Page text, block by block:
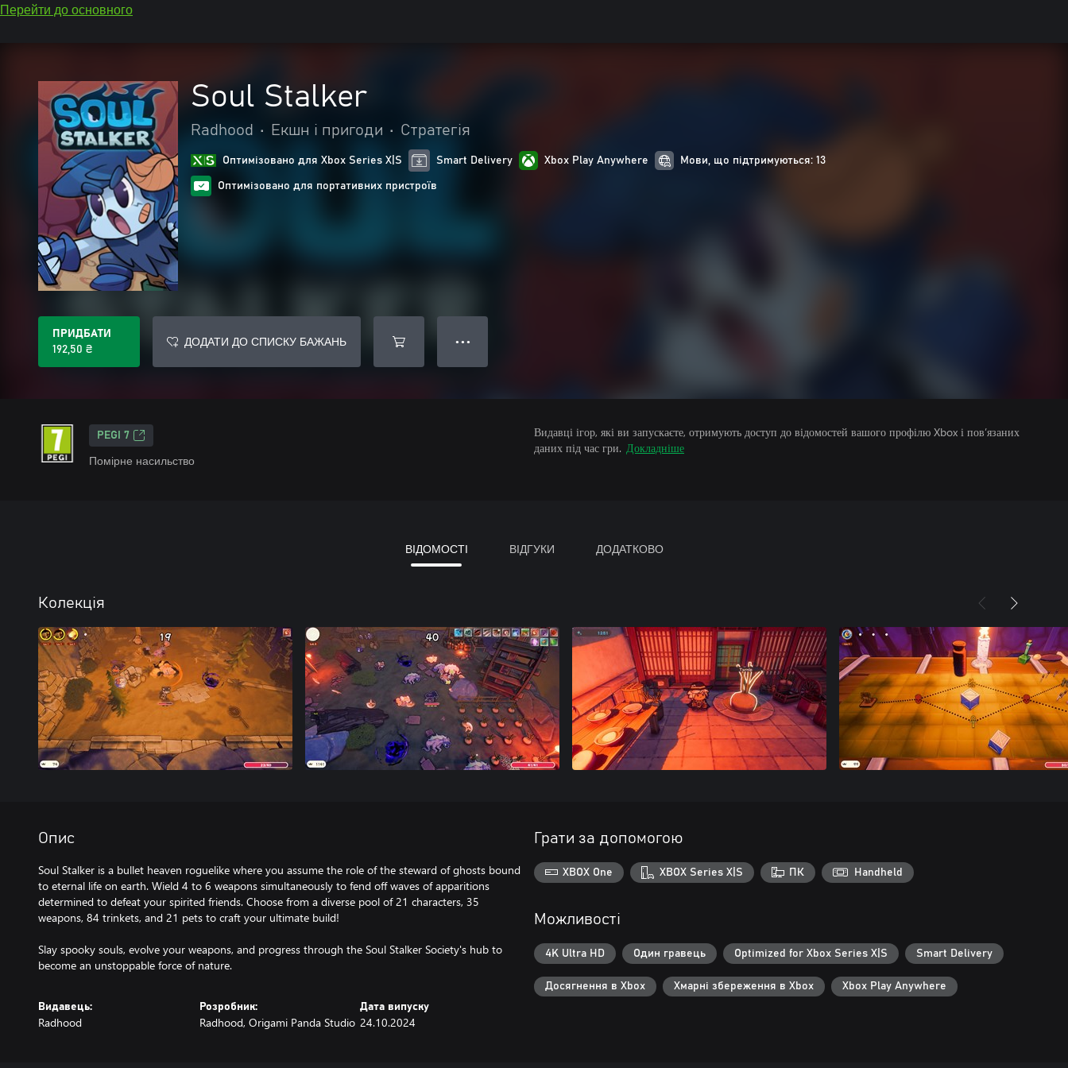
Перейти до основного
Soul Stalker
Radhood • Екшн і пригоди • Стратегія
Оптимізовано для Xbox Series X|S Smart Delivery Xbox Play Anywhere Мови, що підтримуються: 13
Оптимізовано для портативних пристроїв
ПРИДБАТИ
192,50 ₴
ДОДАТИ ДО СПИСКУ БАЖАНЬ ● ● ●
PEGI 7
Помірне насильство
Видавці ігор, які ви запускаєте, отримують доступ до відомостей вашого профілю Xbox і пов’язаних
даних під час гри. Докладніше
ВІДОМОСТІ ВІДГУКИ ДОДАТКОВО
Колекція
Опис
Soul Stalker is a bullet heaven roguelike where you assume the role of the steward of ghosts bound
to eternal life on earth. Wield 4 to 6 weapons simultaneously to fend off waves of apparitions
determined to defeat your spirited friends. Choose from a diverse pool of 21 characters, 35
weapons, 84 trinkets, and 21 pets to craft your ultimate build!
Slay spooky souls, evolve your weapons, and progress through the Soul Stalker Society's hub to
become an unstoppable force of nature.
Видавець:
Radhood
Розробник:
Radhood, Origami Panda Studio
Дата випуску
24.10.2024
Грати за допомогою
XBOX One XBOX Series X|S ПК Handheld
Можливості
4K Ultra HD Один гравець Optimized for Xbox Series X|S Smart Delivery
Досягнення в Xbox Хмарні збереження в Xbox Xbox Play Anywhere